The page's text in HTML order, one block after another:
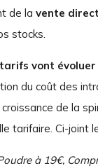
de la vente
stocks.
vont évoluer
du coût des
de la
tarifaire. Ci-joint
à 19€,